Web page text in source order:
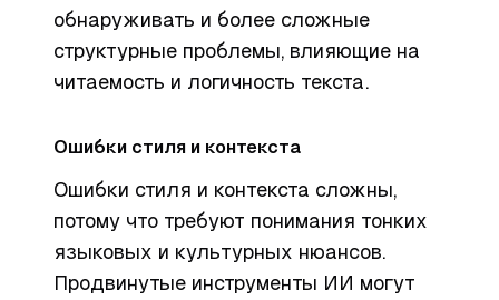
обнаруживать и более сложные
структурные проблемы, влияющие на
читаемость и логичность текста.
Ошибки стиля и контекста
Ошибки стиля и контекста сложны,
потому что требуют понимания тонких
языковых и культурных нюансов.
Продвинутые инструменты ИИ могут